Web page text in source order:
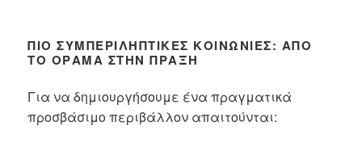
ΠΙΟ ΣΥΜΠΕΡΙΛΗΠΤΙΚΈΣ ΚΟΙΝΩΝΊΕΣ: ΑΠΌ
ΤΟ ΌΡΑΜΑ ΣΤΗΝ ΠΡΆΞΗ
Για να δημιουργήσουμε ένα πραγματικά
προσβάσιμο περιβάλλον απαιτούνται: